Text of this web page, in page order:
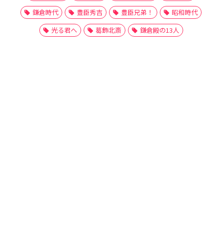
鎌倉時代
豊臣秀吉 豊臣兄弟！
昭和時代
光る君へ
葛飾北斎 鎌倉殿の13人